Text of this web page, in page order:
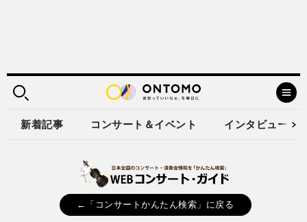
新着記事 コンサート＆イベント インタビュー
←「コンサートかんたん検索」に戻る